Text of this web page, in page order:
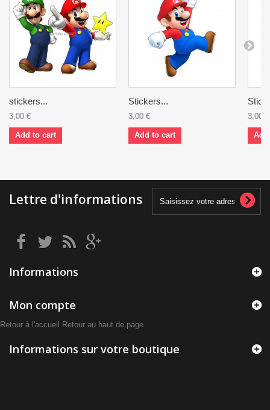
stickers...
3,00 €
Add to cart
Stickers...
3,00 €
Add to cart
3,00 €
Lettre d'informations
Informations
Mon compte
Retour à l'accueil Retour au haut de page
Informations sur votre boutique